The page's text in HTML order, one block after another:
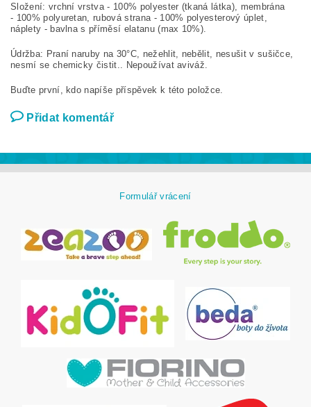
Složení: vrchní vrstva - 100% polyester (tkaná látka), membrána
- 100% polyuretan, rubová strana - 100% polyesterový úplet,
náplety - bavlna s příměsí elatanu (max 10%).
Údržba: Praní naruby na 30°C, nežehlit, nebělit, nesušit v sušičce,
nesmí se chemicky čistit.. Nepoužívat aviváž.
Buďte první, kdo napíše příspěvek k této položce.
Přidat komentář
Formulář vrácení